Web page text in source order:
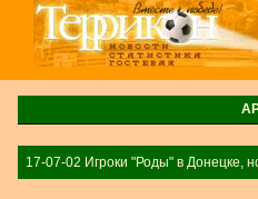
17-07-02 Игроки "Роды" в Донецке,